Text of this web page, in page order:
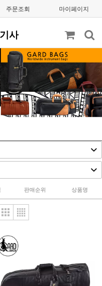
주문조회 마이페이지
사
판매순위 상품명